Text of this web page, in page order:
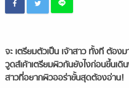
จะ เตรียมตัวเป็น เจ้าสาว ทั้งที ต้อง
วูดส์เค้าเตรียมผิวกันยังไงก่อนขึ้นเดิ
สาวที่อยากผิวออร่าขั้นสุดต้องอ่าน!